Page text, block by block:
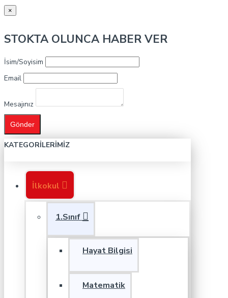
×
STOKTA OLUNCA HABER VER
İsim/Soyisim
Email
Mesajınız
Gönder
KATEGORILERIMIZ
İlkokul
1.Sınıf
Hayat Bilgisi
Matematik